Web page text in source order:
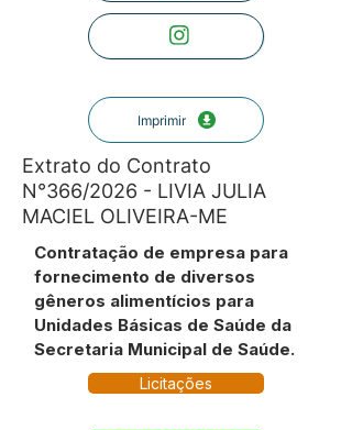
Imprimir
Extrato do Contrato
N°366/2026 - LIVIA JULIA
MACIEL OLIVEIRA-ME
Contratação de empresa para
fornecimento de diversos
gêneros alimentícios para
Unidades Básicas de Saúde da
Secretaria Municipal de Saúde.
Licitações